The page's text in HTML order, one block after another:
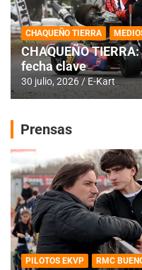
CHAQUEÑO TIERRA
CHAQUEÑO
fecha clave
30 julio, 2026 E-Kart
Prensas
PILOTOS EKVP RMC